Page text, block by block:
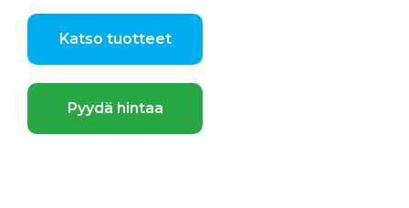
Katso tuotteet
Pyydä hintaa